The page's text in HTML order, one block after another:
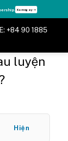
Member DripClub!
+84 90 1885
luyện
Hiện